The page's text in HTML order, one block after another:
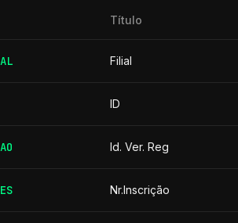
Título
Filial
ID
Id. Ver. Reg
Nr.Inscrição